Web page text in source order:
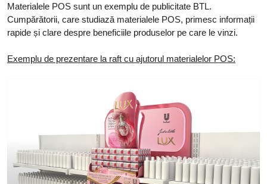
Materialele POS sunt un exemplu de publicitate BTL.
Cumpărătorii, care studiază materialele POS, primesc informații
rapide și clare despre beneficiile produselor pe care le vinzi.
Exemplu de prezentare la raft cu ajutorul materialelor POS: